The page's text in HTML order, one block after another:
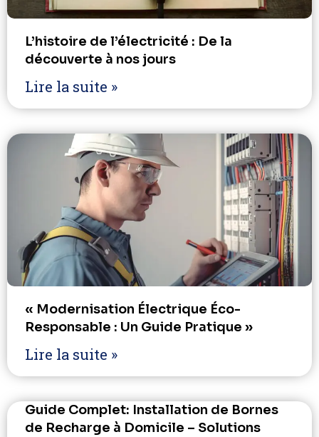
L’histoire de l’électricité : De la
découverte à nos jours
Lire la suite »
« Modernisation Électrique Éco-
Responsable : Un Guide Pratique »
Lire la suite »
Guide Complet: Installation de Bornes
de Recharge à Domicile – Solutions